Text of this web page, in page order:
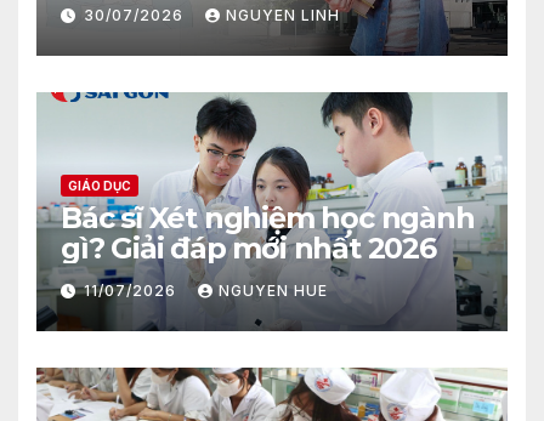
30/07/2026 NGUYEN LINH
GIÁO DỤC
Bác sĩ Xét nghiệm học ngành
gì? Giải đáp mới nhất 2026
11/07/2026 NGUYEN HUE